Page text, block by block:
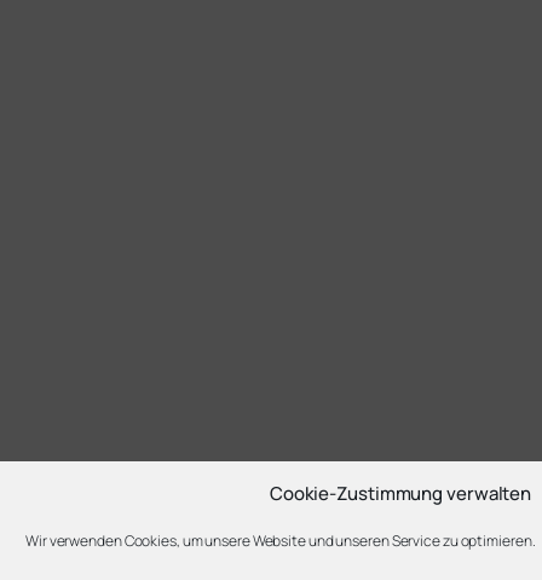
Cookie-Zustimmung verwalten
Wir verwenden Cookies, um unsere Website und unseren Service zu optimieren.